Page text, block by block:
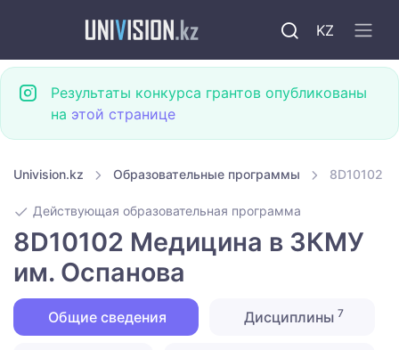
KZ
Результаты конкурса грантов опубликованы
на этой странице
Univision.kz Образовательные программы 8D10102
Действующая образовательная программа
8D10102 Медицина в ЗКМУ
им. Оспанова
Общие сведения Дисциплины 7